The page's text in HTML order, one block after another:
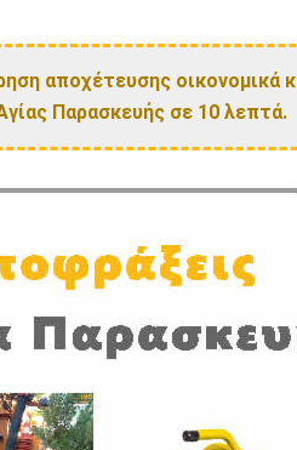
αποχέτευσης οικονομικά
Παρασκευής σε 10 λεπτά.